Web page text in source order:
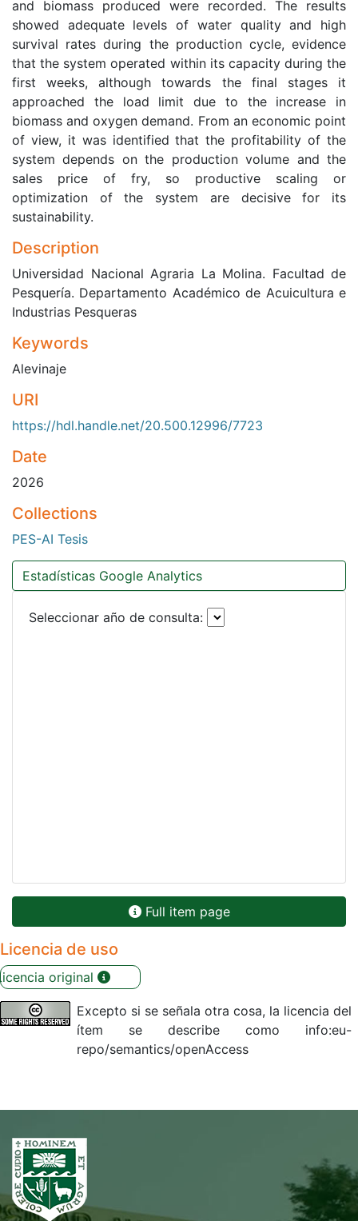
and biomass produced were recorded. The results
showed adequate levels of water quality and high
survival rates during the production cycle, evidence
that the system operated within its capacity during the
first weeks, although towards the final stages it
approached the load limit due to the increase in
biomass and oxygen demand. From an economic point
of view, it was identified that the profitability of the
system depends on the production volume and the
sales price of fry, so productive scaling or
optimization of the system are decisive for its
sustainability.
Description
Universidad Nacional Agraria La Molina. Facultad de
Pesquería. Departamento Académico de Acuicultura e
Industrias Pesqueras
Keywords
Alevinaje
URI
https://hdl.handle.net/20.500.12996/7723
Date
2026
Collections
PES-AI Tesis
Estadísticas Google Analytics
Seleccionar año de consulta:
Full item page
Licencia de uso
original
Excepto si se señala otra cosa, la licencia del
ítem se describe como info:eu-
repo/semantics/openAccess